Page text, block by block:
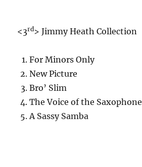
<3rd> Jimmy Heath Collection
For Minors Only
New Picture
Bro’ Slim
The Voice of the Saxophone
A Sassy Samba